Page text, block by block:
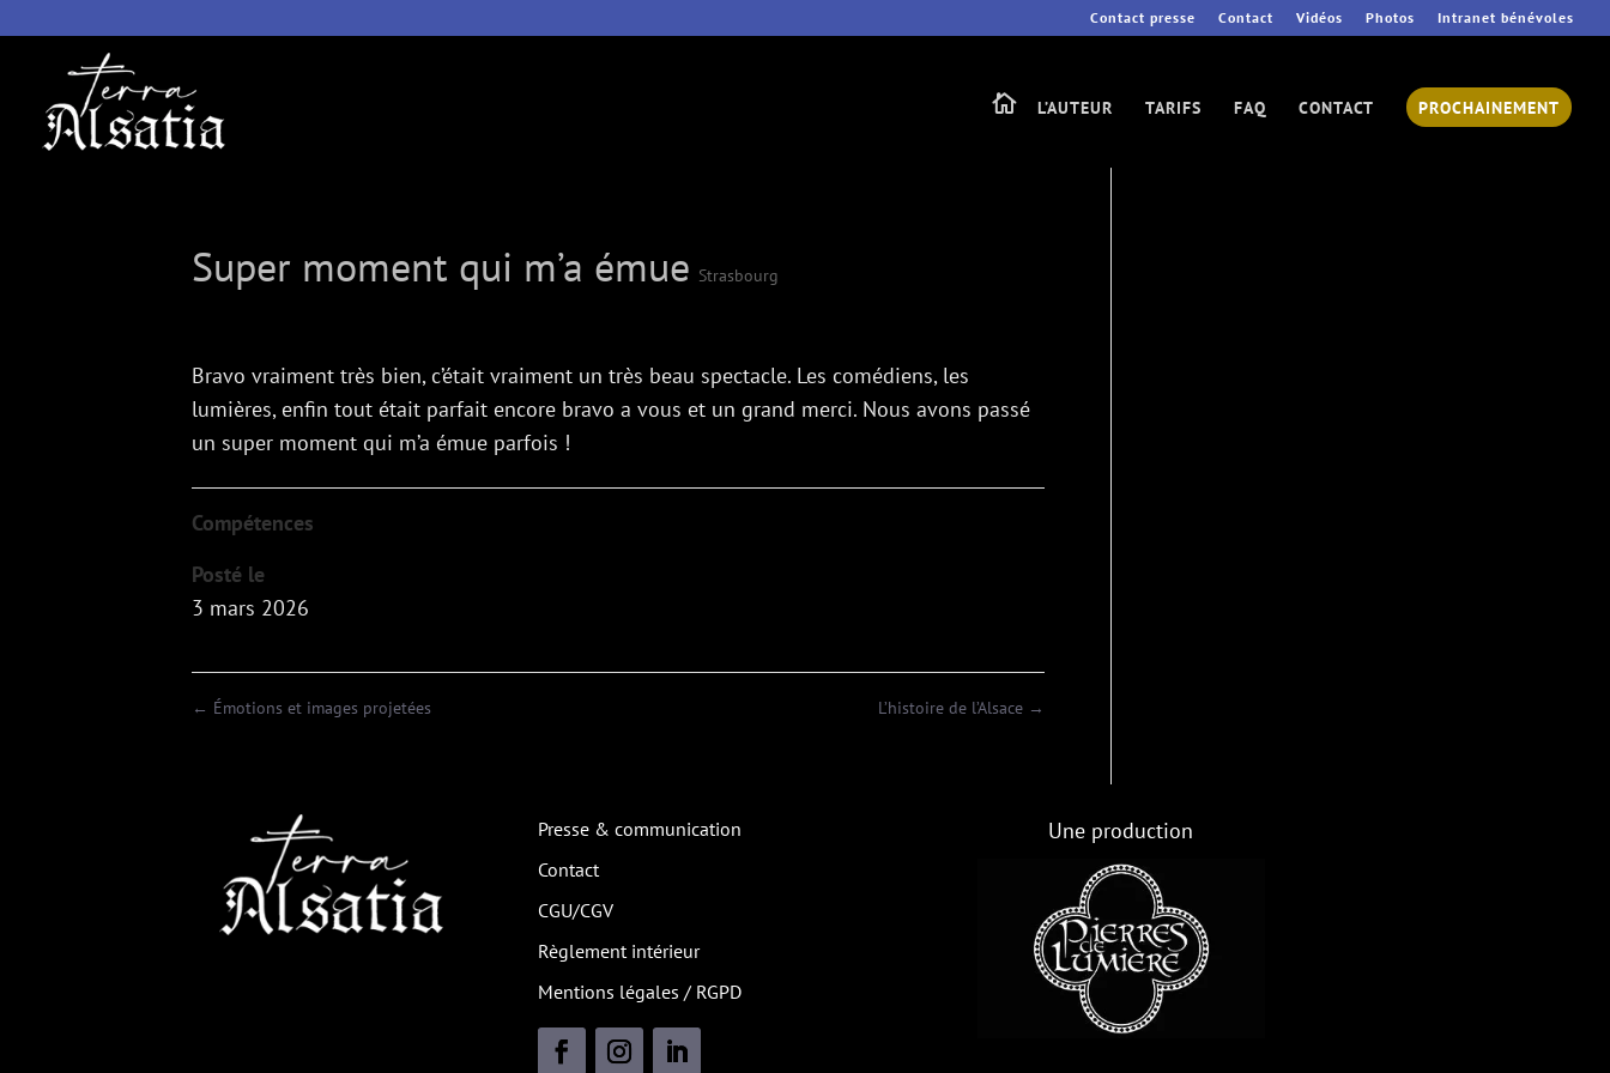
Contact presse Contact Vidéos Photos Intranet bénévoles
 L’AUTEUR TARIFS FAQ CONTACT PROCHAINEMENT
Super moment qui m’a émue Strasbourg
Bravo vraiment très bien, c’était vraiment un très beau spectacle. Les comédiens, les
lumières, enfin tout était parfait encore bravo a vous et un grand merci. Nous avons passé
un super moment qui m’a émue parfois !
Compétences
Posté le
3 mars 2026
← Émotions et images projetées L’histoire de l’Alsace →
Presse & communication
Contact
CGU/CGV
Règlement intérieur
Mentions légales / RGPD
Une production